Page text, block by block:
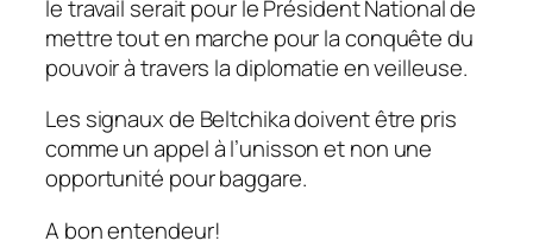
le travail serait pour le Président National de
mettre tout en marche pour la conquête du
pouvoir à travers la diplomatie en veilleuse.
Les signaux de Beltchika doivent être pris
comme un appel à l’unisson et non une
opportunité pour baggare.
A bon entendeur!